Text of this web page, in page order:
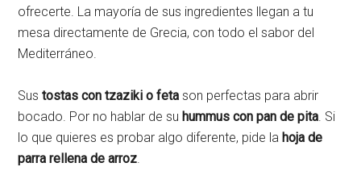
ofrecerte. La mayoría de sus ingredientes llegan a tu
mesa directamente de Grecia, con todo el sabor del
Mediterráneo.
Sustostas con tzaziki o feta son perfectas para abrir
bocado. Por no hablar de suhummus con pan de pita. Si
lo que quieres es probar algo diferente, pide lahoja de
parra rellena de arroz.